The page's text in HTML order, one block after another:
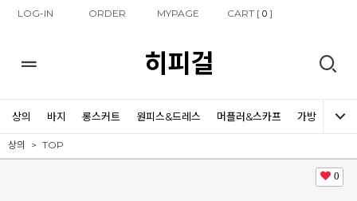
LOG-IN ORDER MYPAGE CART [0 ]
히피걸
상의 바지 롱스커트 원피스&드레스 머플러&스카프 가방 신발
상의 TOP
0